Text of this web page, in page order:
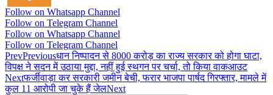
Follow on Whatsapp Channel
Follow on Telegram Channel
Follow on Whatsapp Channel
Follow on Telegram Channel
PrevPreviousधान निष्पादन से 8000 करोड़ का राज्य सरकार को होगा घाटा,
विपक्ष ने सदन में उठाया मुद्दा, नहीं हुई स्थगन पर चर्चा, तो किया वाकआउट
Nextफर्जीवाड़ा कर सरकारी जमीन बेची, फरार भाजपा पार्षद गिरफ्तार, मामले में
कुल 11 आरोपी जा चुके हैं जेलNext